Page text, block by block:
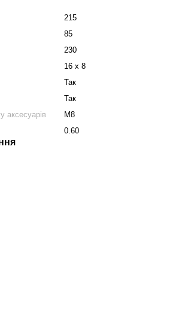
215
85
230
16 x 8
Так
Так
аксесуарів
M8
0.60